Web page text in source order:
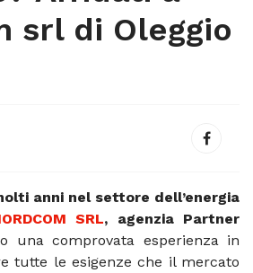
srl di Oleggio
anni nel settore dell’energia
SRL, agenzia Partner
una comprovata esperienza in
tutte le esigenze che il mercato